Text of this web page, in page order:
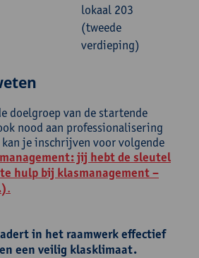
lokaal 203
(tweede
verdieping)
doelgroep van de startende
nood aan professionalisering
je inschrijven voor volgende
jij hebt de sleutel
hulp bij klasmanagement –
.
in het raamwerk effectief
een veilig klasklimaat.